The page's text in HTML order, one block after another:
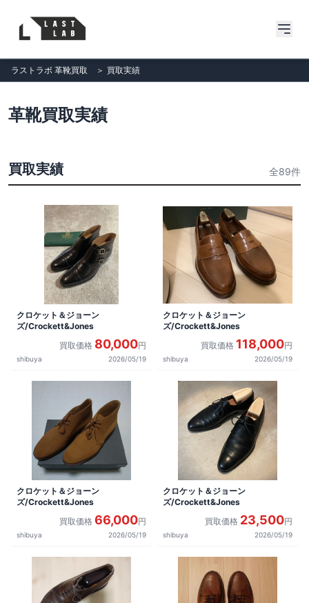
ラストラボ 革靴買取 ＞ 買取実績
革靴買取実績
買取実績 全89件
クロケット＆ジョーン
ズ/Crockett&Jones
買取価格 80,000円
shibuya 2026/05/19
クロケット＆ジョーン
ズ/Crockett&Jones
買取価格 118,000円
shibuya 2026/05/19
クロケット＆ジョーン
ズ/Crockett&Jones
買取価格 66,000円
shibuya 2026/05/19
クロケット＆ジョーン
ズ/Crockett&Jones
買取価格 23,500円
shibuya 2026/05/19